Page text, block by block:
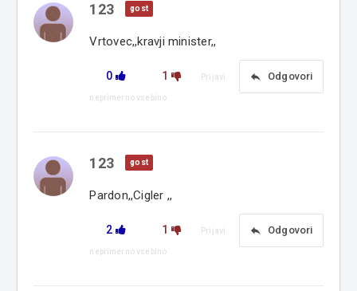
123 gost
Vrtovec,,kravji minister,,
0 1 reply Odgovori
Prijavi
neprimerno vsebino
123 gost
Pardon,,Cigler ,,
2 1 reply Odgovori
Prijavi
neprimerno vsebino